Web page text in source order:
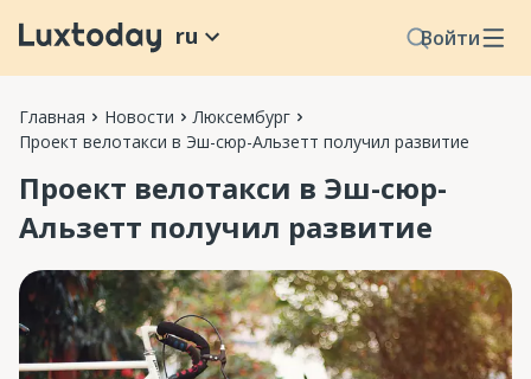
Войти
ru
Главная Новости
Люксембург
Проект велотакси в Эш-сюр-Альзетт получил развитие
Проект велотакси в Эш-сюр-
Альзетт получил развитие